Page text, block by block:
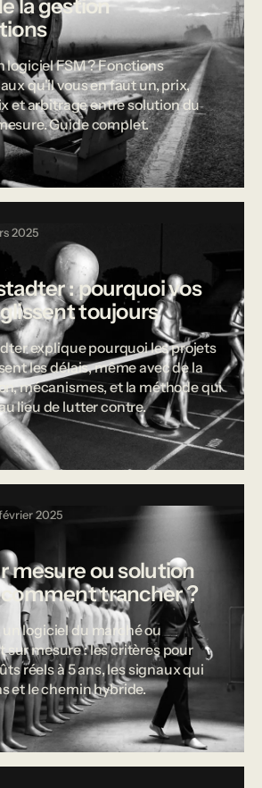
la gestion
logiciel FSM ? Fonctions
qu'il vous en faut un, prix,
et arbitrage entre solution du
Guide complet.
2025
: pourquoi vos
toujours
explique pourquoi les projets
les délais, même avec de la
mécanismes, et la méthode qui
lieu de lutter contre.
2025
mesure ou solution
trancher ?
logiciel du marché ou
sur mesure : les critères pour
réels à 5 ans, les signaux qui
et le chemin hybride.